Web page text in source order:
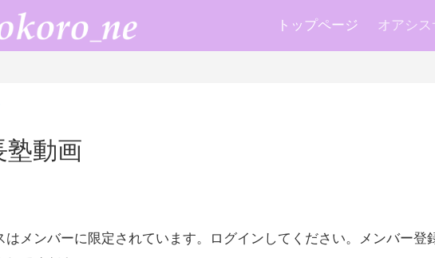
トップページ オアシ
塾動画
はメンバーに限定されています。ログインしてください。メンバー登